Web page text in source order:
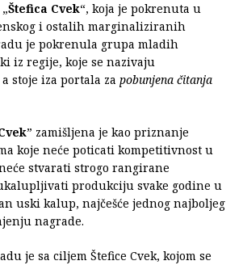
Štefica Cvek“, koja je pokrenuta u
i ostalih marginaliziranih
je pokrenula grupa mladih
iz regije, koje se nazivaju
a stoje iza portala za pobunjena čitanja
” zamišljena je kao priznanje
koje neće poticati kompetitivnost u
stvarati strogo rangirane
produkciju svake godine u
uski kalup, najčešće jednog najboljeg
nagrade.
je sa ciljem Štefice Cvek, kojom se